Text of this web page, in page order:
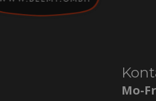
Kontaktzeiten
09:00 -